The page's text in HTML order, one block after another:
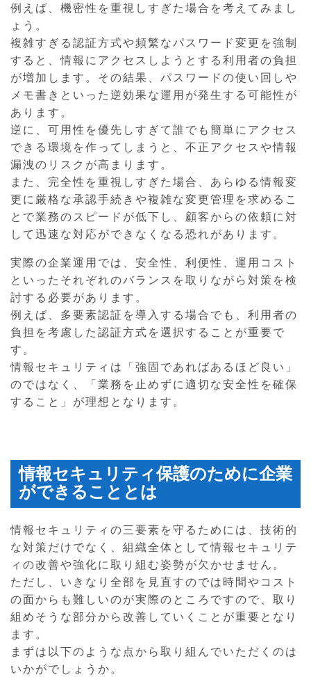
例えば、機密性を重視しすぎた場合を考えてみまし
ょう。
複雑すぎる認証方式や頻繁なパスワード変更を強制
すると、情報にアクセスしようとする利用者の負担
が増加します。その結果、パスワードの使い回しや
メモ書きといった逆効果な運用が発生する可能性が
あります。
逆に、可用性を優先しすぎて誰でも簡単にアクセス
できる環境を作ってしまうと、不正アクセスや情報
漏洩のリスクが高まります。
また、完全性を重視しすぎた場合、あらゆる情報変
更に厳格な承認手続きや複雑な変更管理を求めるこ
とで業務のスピードが低下し、顧客からの依頼に対
して迅速な対応ができなくなる恐れがあります。
実際の企業運用では、安全性、利便性、運用コスト
といったそれぞれのバランスを取りながら対策を検
討する必要があります。
例えば、多要素認証を導入する場合でも、利用者の
負担を考慮した認証方式を選択することが重要で
す。
情報セキュリティは「強固であればあるほど良い」
のではなく、「業務を止めずに適切な安全性を確保
すること」が理想となります。
情報セキュリティ保護のために企業
ができることとは
情報セキュリティの三要素を守るためには、技術的
な対策だけでなく、組織全体として情報セキュリテ
ィの改善や強化に取り組む姿勢が欠かせません。
ただし、いきなり全部を見直すのでは時間やコスト
の面からも難しいのが実際のところですので、取り
組めそうな部分から改善していくことが重要となり
ます。
まずは以下のような点から取り組んでいただくのは
いかがでしょうか。